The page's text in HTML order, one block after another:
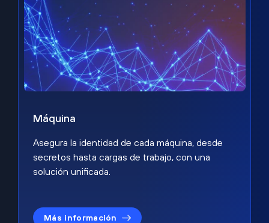
Máquina
Asegura la identidad de cada máquina, desde
secretos hasta cargas de trabajo, con una
solución unificada.
Más información